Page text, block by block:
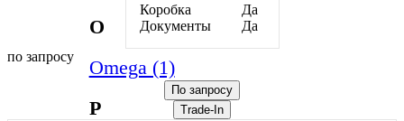
O
Omega (1)
P
Коробка
Да
Документы
Да
по запросу
По запросу
Trade-In